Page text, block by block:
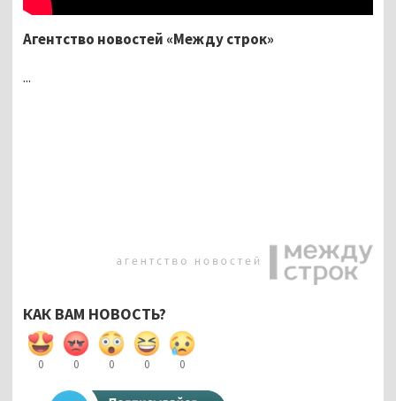
Агентство новостей «Между строк»
...
КАК ВАМ НОВОСТЬ?
0 0 0 0 0